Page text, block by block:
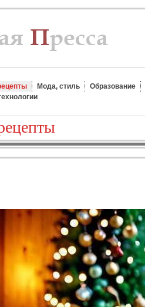
Мода, стиль Образование